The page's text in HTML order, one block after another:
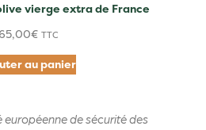
vierge extra de France
€ TTC
au panier
européenne de sécurité des